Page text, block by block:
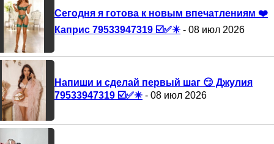
Сегодня я готова к новым впечатлениям ❤️
Каприс 79533947319 ☑️✅✴️ - 08 июл 2026
Напиши и сделай первый шаг 😏 Джулия
79533947319 ☑️✅✴️ - 08 июл 2026